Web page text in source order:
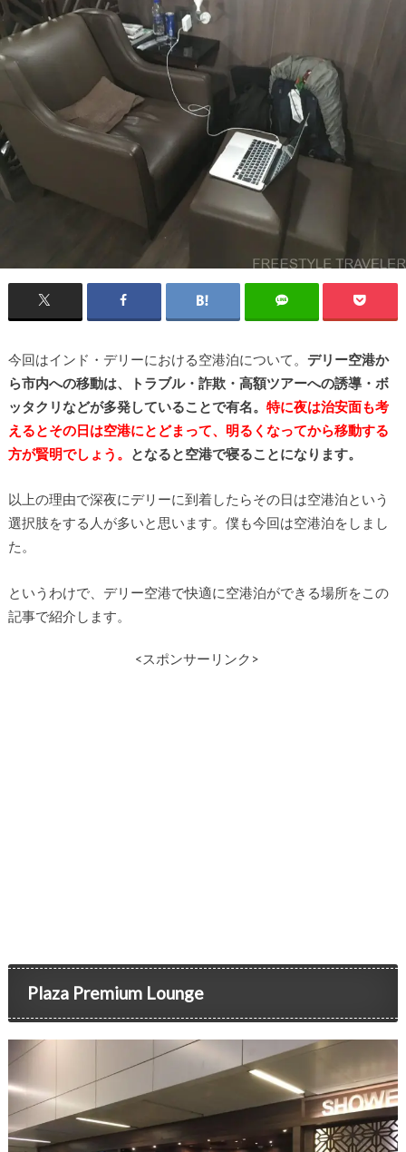
今回はインド・デリーにおける空港泊について。 デリー空港か
ら市内への移動は、トラブル・詐欺・高額ツアーへの誘導・ボ
ッタクリなどが多発していることで有名。 特に夜は治安面も考
えるとその日は空港にとどまって、明るくなってから移動する
方が賢明でしょう。
となると空港で寝ることになります。
以上の理由で深夜にデリーに到着したらその日は空港泊という
選択肢をする人が多いと思います。僕も今回は空港泊をしまし
た。
というわけで、デリー空港で快適に空港泊ができる場所をこの
記事で紹介します。
<スポンサーリンク>
Plaza Premium Lounge